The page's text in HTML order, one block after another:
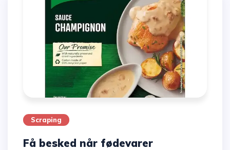
Scraping
Få besked når fødevarer